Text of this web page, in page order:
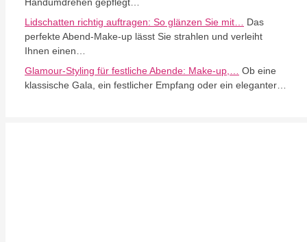
Lidschatten richtig auftragen: So glänzen Sie mit…
Das
perfekte Abend-Make-up lässt Sie strahlen und verleiht
Ihnen einen…
Glamour-Styling für festliche Abende: Make-up,…
Ob eine
klassische Gala, ein festlicher Empfang oder ein eleganter…